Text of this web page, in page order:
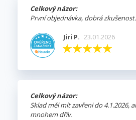
Celkový názor:
První objednávka, dobrá zkušenost.
Jiri P. 23.01.2026
Celkový názor:
Sklad měl mít zavřeni do 4.1.2026,
mnohem dřív.